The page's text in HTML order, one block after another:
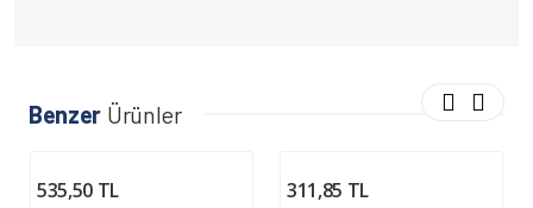
Benzer Ürünler
535,50 TL
311,85 TL